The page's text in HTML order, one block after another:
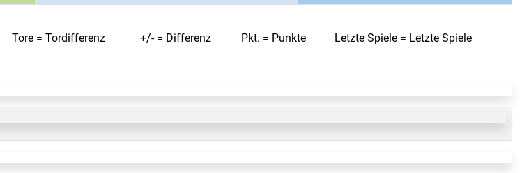
Tore = Tordifferenz +/- = Differenz Pkt. = Punkte Letzte Spiele = Letzte Spiele